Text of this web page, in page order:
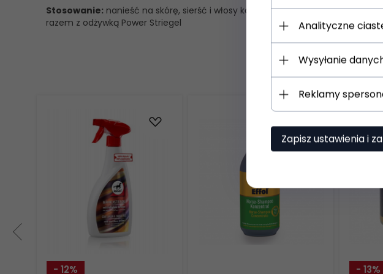
Stosowanie: nanieść na skórę, sierść i włosy konia; wmasować, dokładnie
razem z odżywką Power Striegel
- 12%
- 13%
Analityczne
Wysyłanie
Reklamy
Zapisz ustawienia i